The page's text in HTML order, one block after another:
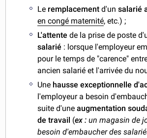
Le remplacement d'unsalarié
en congé maternité, etc.) ;
L'attentede la prise de poste
salarié : lorsque l'employeur
pour le temps de "carence"
ancien salarié et l'arrivée du
Une hausse exceptionnelle
l'employeur a besoin
suite d'uneaugmentation
de travail (ex : un magasin de
besoin d'embaucher des